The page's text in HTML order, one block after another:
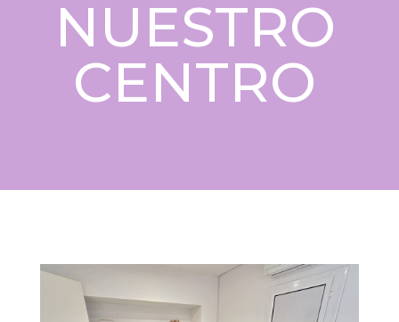
NUESTRO
CENTRO